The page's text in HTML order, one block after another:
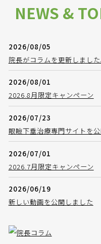
NEWS &
2026/08/05
院長がコラムを更新しました
2026/08/01
2026.8月限定キャンペーン
2026/07/23
眼瞼下垂治療専門サイトを
2026/07/01
2026.7月限定キャンペーン
2026/06/19
新しい動画を公開しました